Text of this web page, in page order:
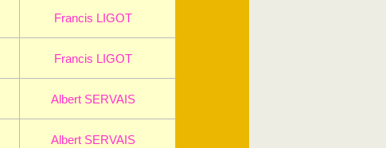
Francis LIGOT
Francis LIGOT
Albert SERVAIS
Albert SERVAIS